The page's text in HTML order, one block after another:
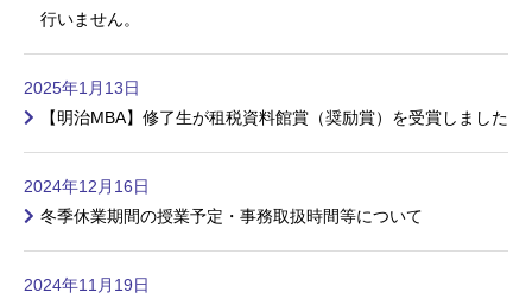
行いません。
2025年1月13日
【明治MBA】修了生が租税資料館賞（奨励賞）を受賞しました
2024年12月16日
冬季休業期間の授業予定・事務取扱時間等について
2024年11月19日